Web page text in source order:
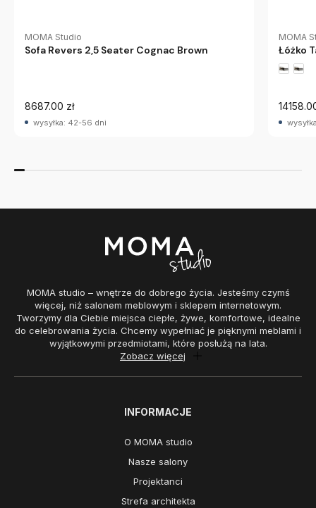
MOMA Studio
Sofa Revers 2,5 Seater Cognac Brown
8687.00 zł
wysyłka: 42-56 dni
MOMA
Łóżko
MOMA studio – wnętrze do dobrego życia. Jesteśmy czymś
więcej, niż salonem meblowym i sklepem internetowym.
Tworzymy dla Ciebie miejsca ciepłe, żywe, komfortowe, idealne
do celebrowania życia. Chcemy wypełniać je pięknymi meblami i
wyjątkowymi przedmiotami, które posłużą na lata.
Zobacz więcej
INFORMACJE
O MOMA studio
Nasze salony
Projektanci
Strefa architekta